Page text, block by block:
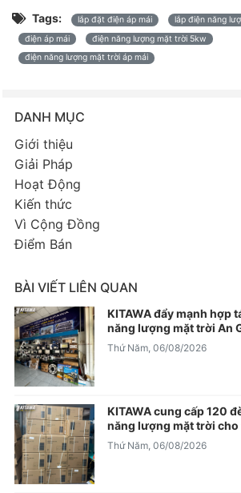
Tags: lắp đặt điện áp mái
lắp điện năng
điện áp mái
điện năng lượng mặt trời 5kw
điện năng lượng mặt trời áp mái
DANH MỤC
Giới thiệu
Giải Pháp
Hoạt Động
Kiến thức
Vì Cộng Đồng
Điểm Bán
BÀI VIẾT LIÊN QUAN
KITAWA đẩy mạnh hợp
năng lượng mặt trời An
Thứ Năm, 06/08/2026
KITAWA cung cấp 120
năng lượng mặt trời cho
Thứ Năm, 06/08/2026